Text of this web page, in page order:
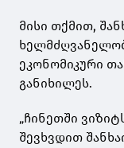
მისი თქმით,
ეკონომიკური
განიხილეს.
„ჩინეთში
შევხვდით